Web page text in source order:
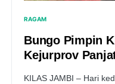
RAGAM
Bungo Pimpin
Kejurprov
KILAS JAMBI – Hari